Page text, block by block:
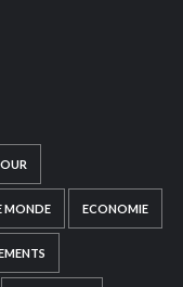
MONDE ECONOMIE